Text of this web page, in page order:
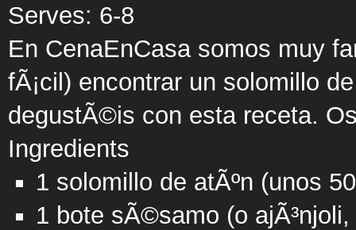
Serves: 6-8
En CenaEnCasa somos muy
fÃ¡cil) encontrar un solomillo
degustÃ©is con esta receta.
Ingredients
1 solomillo de atÃºn (unos
1 bote sÃ©samo (o